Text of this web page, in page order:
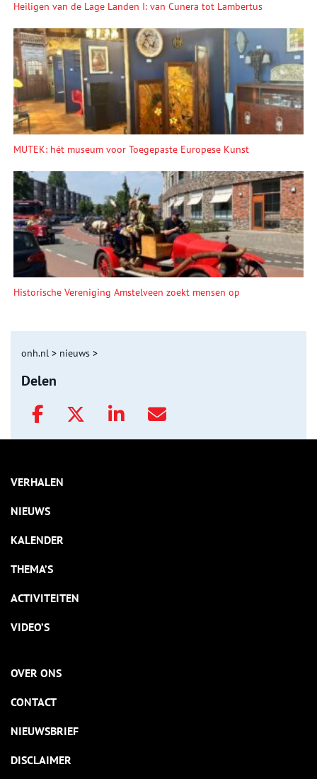
Heiligen van de Lage Landen I: van Cunera tot Lambertus
MUTEK: hét museum voor Toegepaste Europese Kunst
Historische Vereniging Amstelveen zoekt mensen op
onh.nl > nieuws >
Delen
VERHALEN
NIEUWS
KALENDER
THEMA’S
ACTIVITEITEN
VIDEO’S
OVER ONS
CONTACT
NIEUWSBRIEF
DISCLAIMER